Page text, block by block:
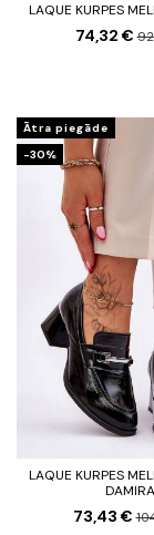
LAQUE KURPES
74,32 €
Ātra piegāde
-30%
LAQUE KURPES
DAMIRA
73,43 €